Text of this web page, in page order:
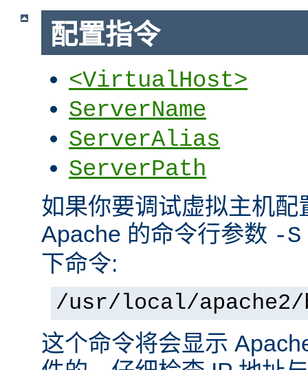
配置指令
<VirtualHost>
ServerName
ServerAlias
ServerPath
如果你要调试虚拟主机配
Apache 的命令行参数 -S
下命令:
/usr/local/
这个命令将会显示